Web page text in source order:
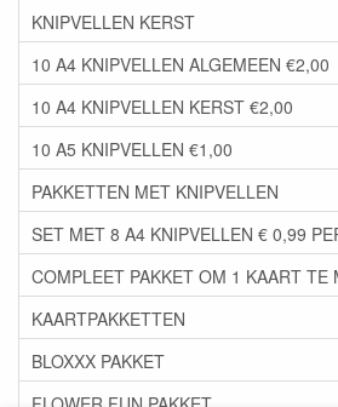
KNIPVELLEN KERST
10 A4 KNIPVELLEN ALGEMEEN €2,00
10 A4 KNIPVELLEN KERST €2,00
10 A5 KNIPVELLEN €1,00
PAKKETTEN MET KNIPVELLEN
SET MET 8 A4 KNIPVELLEN € 0,99
COMPLEET PAKKET OM 1 KAART TE
KAARTPAKKETTEN
BLOXXX PAKKET